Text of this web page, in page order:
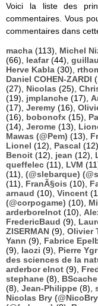
Voici la liste des
commentaires. Vous
commentaires dans
macha (113), Michel
(66), leafar(44),
Herve Kabla (30),
Daniel COHEN-ZARDI
(27), Nicolas (25),
(19), jmplanche (17),
(17), Jeremy (16),
(16), bobonofx (15),
(14), Jerome (13),
Mawas (@Pem) (13),
Lionel (12), Pascal (12),
Benoit (12), jean (12),
queffelec (11), LVM
(11), (@slebarque)
(11), FranÃ§ois (10),
arnaud (10), Vincent
(@corpogame) (10),
arderborelnot (10),
FredericBaud (9),
ZISERMAN (9), Olivier
Yann (9), Fabrice
(9), laozi (9), Pierre
des sciences de la
arderbor elnot (9),
stephane (8), BScache
(8), Jean-Philippe (8),
Nicolas Bry